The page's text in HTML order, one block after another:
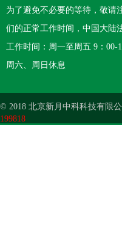
为了避免不必要的等待，敬请
们的正常工作时间，中国大陆
工作时间：周一至周五 9：00-
周六、周日休息
© 2018 北京新月中科科技有限
199818